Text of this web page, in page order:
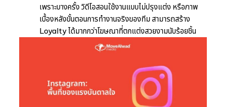
เพราะบางครั้ง วิดีโอสอนใช้งานแบบไม่ปรุงแต่ง หรือภาพ
เบื้องหลังขั้นตอนการทำงานจริงของทีม สามารถสร้าง
Loyalty ได้มากกว่าโฆษณาที่ตกแต่งสวยงามนับร้อยชิ้น